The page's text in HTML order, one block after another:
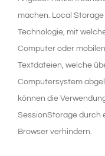
machen. Local
Technologie, mit
Computer oder
Textdateien, welche
Computersystem
können die
SessionStorage durch
Browser verhindern.